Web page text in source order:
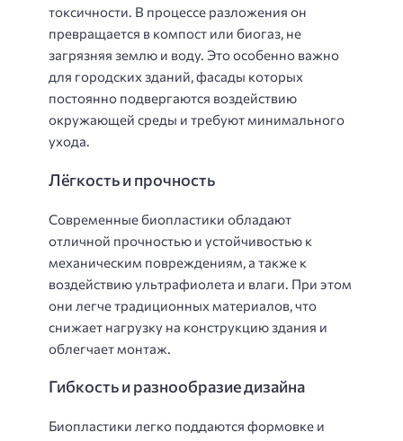
токсичности. В процессе разложения он
превращается в компост или биогаз, не
загрязняя землю и воду. Это особенно важно
для городских зданий, фасады которых
постоянно подвергаются воздействию
окружающей среды и требуют минимального
ухода.
Лёгкость и прочность
Современные биопластики обладают
отличной прочностью и устойчивостью к
механическим повреждениям, а также к
воздействию ультрафиолета и влаги. При этом
они легче традиционных материалов, что
снижает нагрузку на конструкцию здания и
облегчает монтаж.
Гибкость и разнообразие дизайна
Биопластики легко поддаются формовке и